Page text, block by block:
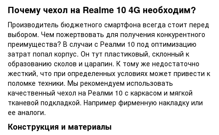
Почему чехол на Realme 10 4G необходим?
Производитель бюджетного смартфона всегда стоит перед
выбором. Чем пожертвовать для получения конкурентного
преимущества? В случаи с Реалми 10 под оптимизацию
затрат попал корпус. Он тут пластиковый, склонный к
образованию сколов и царапин. К тому же недостаточно
жесткий, что при определенных условиях может привести к
поломке техники. Мы рекомендуем использовать
качественный чехол на Реалми 10 с каркасом и мягкой
тканевой подкладкой. Например фирменную накладку или
ее аналоги.
Конструкция и материалы